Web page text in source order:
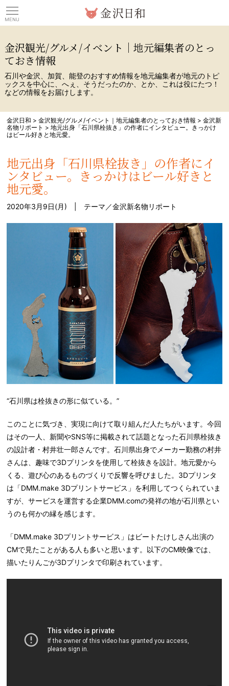
金沢観光/グルメ/イベント｜地元編集者のとっ
ておき情報
石川や金沢、加賀、能登のおすすめ情報を地元編集者が地元のトピ
ックスを中心に、へぇ、そうだったのか、とか、これは役にたつ！
などの情報をお届けします。
金沢日和 >金沢観光/グルメ/イベント｜地元編集者のとっておき情報 >金沢新
名物リポート >地元出身「石川県栓抜き」の作者にインタビュー。きっかけ
はビール好きと地元愛。
地元出身「石川県栓抜き」の作者にイ
ンタビュー。きっかけはビール好きと
地元愛。
2020年3月9日(月) | テーマ／金沢新名物リポート
“石川県は栓抜きの形に似ている。”
このことに気づき、実現に向けて取り組んだ人たちがいます。今回
はその一人、新聞やSNS等に掲載されて話題となった石川県栓抜き
の設計者・村井壮一郎さんです。石川県出身でメーカー勤務の村井
さんは、趣味で3Dプリンタを使用して栓抜きを設計。地元愛から
くる、遊び心のあるものづくりで反響を呼びました。3Dプリンタ
は「DMM.make 3Dプリントサービス」を利用してつくられていま
すが、サービスを運営する企業DMM.comの発祥の地が石川県とい
うのも何かの縁を感じます。
「DMM.make 3Dプリントサービス」はビートたけしさん出演の
CMで見たことがある人も多いと思います。以下のCM映像では、
描いたりんごが3Dプリンタで印刷されています。